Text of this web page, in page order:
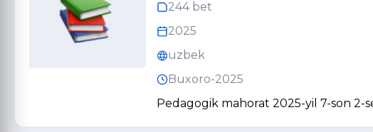
244 bet
2025
uzbek
Buxoro-2025
Pedagogik mahorat 2025-yil 7-son 2-